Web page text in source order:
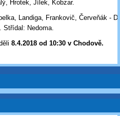
Hrotek, Jílek, Kobzar.
Landiga, Frankovič, Červeňák -
Střídal: Nedoma.
8.4.2018 od 10:30 v Chodově.